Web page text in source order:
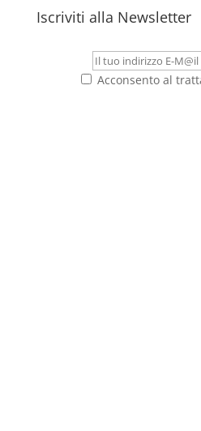
Iscriviti alla Newsletter
Acconsento al